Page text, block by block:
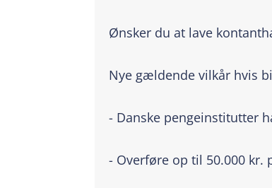
Ønsker du at lave
Nye gældende vilkår hvis
- Danske pengeinstitutter
- Overføre op til 50.000